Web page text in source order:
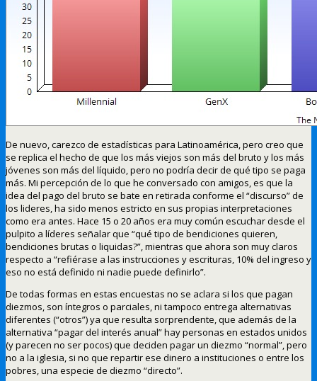
De nuevo, carezco de estadísticas para Latinoamérica, pero creo que
se replica el hecho de que los más viejos son más del bruto y los más
jóvenes son más del líquido, pero no podría decir de qué tipo se paga
más. Mi percepción de lo que he conversado con amigos, es que la
idea del pago del bruto se bate en retirada conforme el “discurso” de
los lideres, ha sido menos estricto en sus propias interpretaciones
como era antes. Hace 15 o 20 años era muy común escuchar desde el
pulpito a líderes señalar que “qué tipo de bendiciones quieren,
bendiciones brutas o liquidas?”, mientras que ahora son muy claros
respecto a “refiérase a las instrucciones y escrituras, 10% del ingreso y
eso no está definido ni nadie puede definirlo”.
De todas formas en estas encuestas no se aclara si los que pagan
diezmos, son íntegros o parciales, ni tampoco entrega alternativas
diferentes (“otros”) ya que resulta sorprendente, que además de la
alternativa “pagar del interés anual” hay personas en estados unidos
(y parecen no ser pocos) que deciden pagar un diezmo “normal”, pero
no a la iglesia, si no que repartir ese dinero a instituciones o entre los
pobres, una especie de diezmo “directo”.